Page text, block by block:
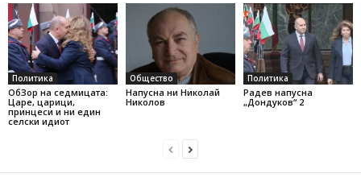
Политика
ОбЗор на седмицата:
Царе, царици,
принцеси и ни един
селски идиот
Общество
Напусна ни Николай
Николов
Политика
Радев напусна
„Дондуков“ 2